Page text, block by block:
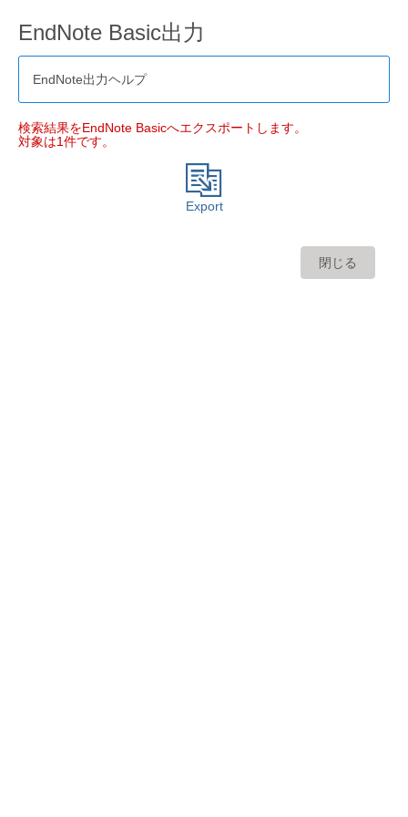
EndNote Basic出力
EndNote出力ヘルプ
検索結果をEndNote Basicへエクスポートします。
対象は1件です。
Export